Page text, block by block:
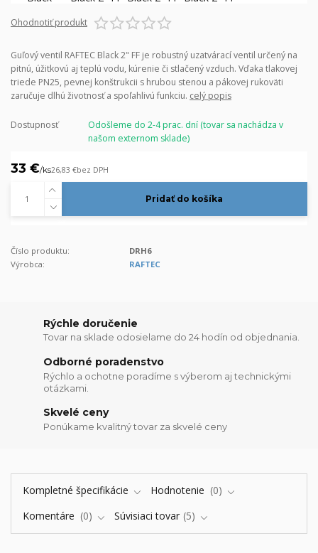
Ohodnotiť produkt
Guľový ventil RAFTEC Black 2" FF je robustný uzatvárací ventil určený na
pitnú, úžitkovú aj teplú vodu, kúrenie či stlačený vzduch. Vďaka tlakovej
triede PN25, pevnej konštrukcii s hrubou stenou a pákovej rukoväti
zaručuje dlhú životnosť a spoľahlivú funkciu. celý popis
Dostupnosť
Odošleme do 2-4 prac. dní (tovar sa nachádza v
našom externom sklade)
33 €/ks26,83 €bez DPH
Pridať do košíka
Číslo produktu:
DRH6
Výrobca:
RAFTEC
Rýchle doručenie
Tovar na sklade odosielame do 24 hodín od objednania.
Odborné poradenstvo
Rýchlo a ochotne poradíme s výberom aj technickými
otázkami.
Skvelé ceny
Ponúkame kvalitný tovar za skvelé ceny
Kompletné špecifikácie Hodnotenie
0
Komentáre
0 Súvisiaci tovar 5